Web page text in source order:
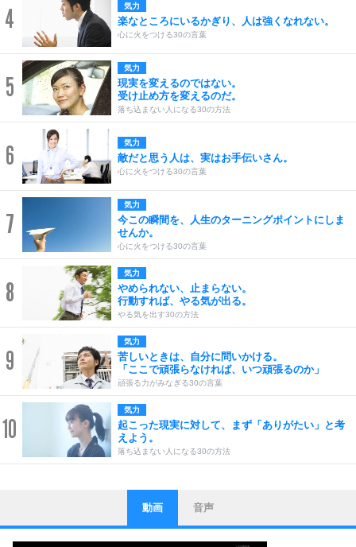
4 気力
楽なところにいるかぎり、人は強くなれない。
心に火をつける30の言葉
5
気力
現実を変えるのではない。
受け止め方を変えるのだ。
落ち込まない人になる30の方法
6 気力
敵だと思う人は、実はお手伝いさん。
心に火をつける30の言葉
7
気力
今この瞬間を、人生のターニングポイントにしま
せんか。
心に火をつける30の言葉
8
気力
やめられない、止まらない。
行動すれば、やる気が出る。
やる気を出す30の方法
9
気力
苦しいときは、自分に問いかける。
「ここで頑張らなければ、いつ頑張るのか」
頑張る力がみなぎる30の言葉
10
気力
起こった現実に対して、まず「ありがたい」と考
えよう。
落ち込まない人になる30の方法
1
ストレス対策
他人と比べない。
いっそのこと、他人を見ない。
動画 音声